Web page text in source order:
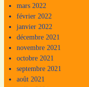
mars 2022
février 2022
janvier 2022
décembre 2021
novembre 2021
octobre 2021
septembre 2021
août 2021